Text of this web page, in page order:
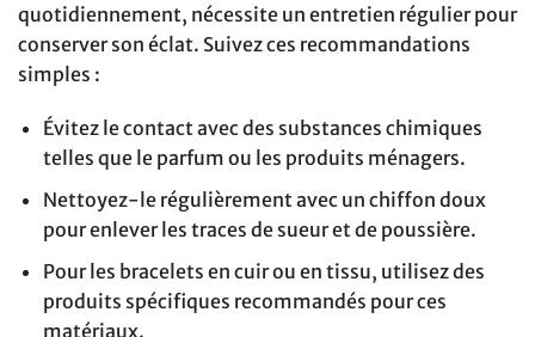
quotidiennement, nécessite un entretien régulier pour
conserver son éclat. Suivez ces recommandations
simples :
Évitez le contact avec des substances chimiques
telles que le parfum ou les produits ménagers.
Nettoyez-le régulièrement avec un chiffon doux
pour enlever les traces de sueur et de poussière.
Pour les bracelets en cuir ou en tissu, utilisez des
produits spécifiques recommandés pour ces
matériaux.